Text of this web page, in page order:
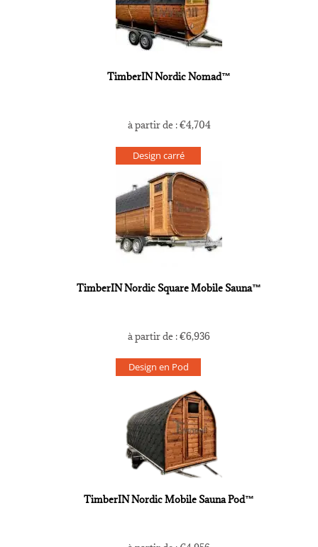
TimberIN Nordic Nomad™
à partir de :€4,704
Design carré
TimberIN Nordic Square Mobile Sauna™
à partir de :€6,936
Design en Pod
TimberIN Nordic Mobile Sauna Pod™